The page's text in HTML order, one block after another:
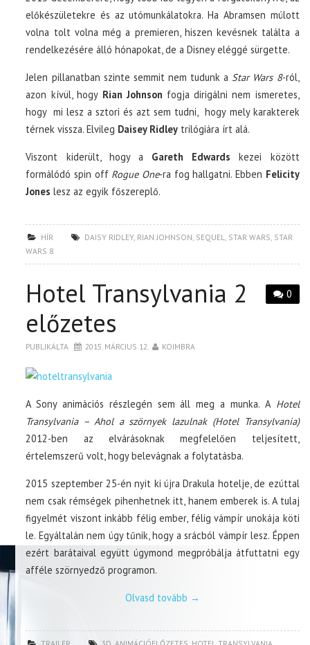
előkészületekre és az utómunkálatokra. Ha Abramsen múlott
volna tolt volna még a premieren, hiszen kevésnek találta a
rendelkezésére álló hónapokat, de a Disney eléggé sürgette.
Jelen pillanatban szinte semmit nem tudunk a Star Wars 8-ról,
azon kívül, hogyRian Johnson fogja dirigálni nem ismeretes,
hogy mi lesz a sztori és azt sem tudni, hogy mely karakterek
térnek vissza. Elvileg Daisey Ridley trilógiára írt alá.
Viszont kiderült, hogy a Gareth Edwards kezei között
formálódó spin off Rogue One-ra fog hallgatni. Ebben Felicity
Jones lesz az egyik főszereplő.
HÍR DAISY RIDLEY, RIAN JOHNSON, SEQUEL, STAR WARS, STAR
WARS 8
0
Hotel Transylvania 2
előzetes
PUBLIKÁLTA 2015. MÁRCIUS 12. KOIMBRA
A Sony animációs részlegén sem áll meg a munka. AHotel
Transylvania – Ahol a szörnyek lazulnak (Hotel Transylvania)
2012-ben az elvárásoknak megfelelően teljesített,
értelemszerű volt, hogy belevágnak a folytatásba.
2015 szeptember 25-én nyit ki újra Drakula hotelje, de ezúttal
nem csak rémségek pihenhetnek itt, hanem emberek is. A tulaj
figyelmét viszont inkább félig ember, félig vámpír unokája köti
le. Egyáltalán nem úgy tűnik, hogy a srácból vámpír lesz. Éppen
ezért barátaival együtt úgymond megpróbálja átfuttatni egy
afféle szörnyedző programon.
Olvasd tovább →